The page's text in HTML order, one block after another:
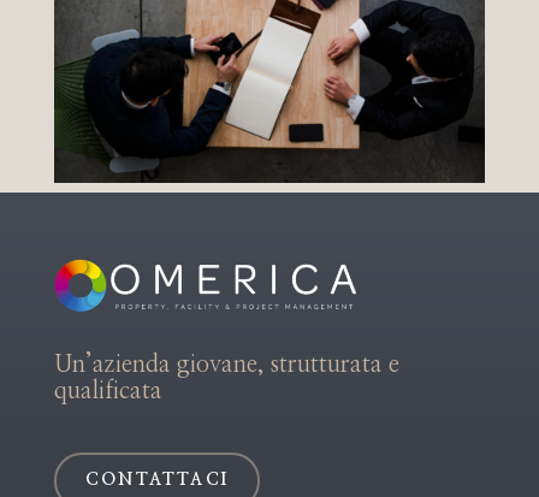
Un’azienda giovane, strutturata e
qualificata
CONTATTACI